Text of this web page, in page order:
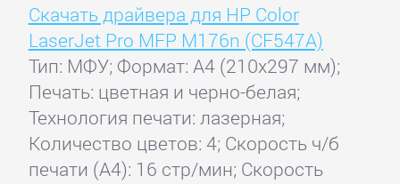
Скачать драйвера для HP Color
LaserJet Pro MFP M176n (CF547A)
Тип: МФУ; Формат: A4 (210x297 мм);
Печать: цветная и черно-белая;
Технология печати: лазерная;
Количество цветов: 4; Скорость ч/б
печати (А4): 16 стр/мин; Скорость